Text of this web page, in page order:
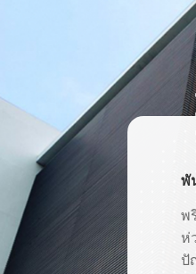
พั
พ
ห่
ปั